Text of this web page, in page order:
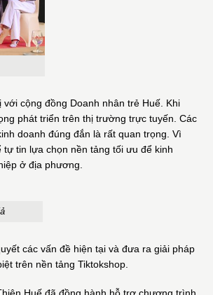
cộng đồng Doanh nhân trẻ Huế. Khi
phát triển trên thị trường trực tuyến. Các
doanh đúng đắn là rất quan trọng. Vì
tin lựa chọn nền tảng tối ưu để kinh
ở địa phương.
các vấn đề hiện tại và đưa ra giải pháp
trên nền tảng Tiktokshop.
Huế đã đồng hành hỗ trợ chương trình